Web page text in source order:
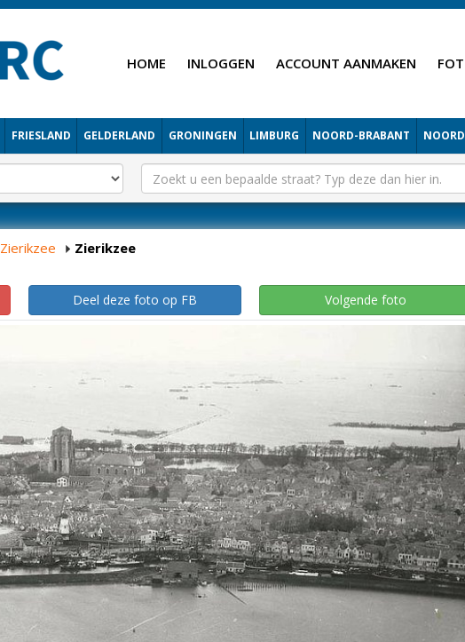
HOME INLOGGEN ACCOUNT AANMAKEN
FRIESLAND GELDERLAND GRONINGEN LIMBURG NOORD-BRABANT
Zierikzee Zierikzee
Deel deze foto op FB Volgende foto